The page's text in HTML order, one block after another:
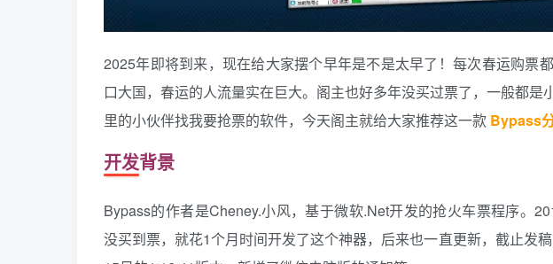
2025年即将到来，现在给大家摆个早年是不是太早了！每次春运购票
口大国，春运的人流量实在巨大。阁主也好多年没买过票了，一般都
里的小伙伴找我要抢票的软件，今天阁主就给大家推荐这一款 Bypass
开发背景
Bypass的作者是Cheney.小风，基于微软.Net开发的抢火车票程序。
没买到票，就花1个月时间开发了这个神器，后来也一直更新，截止发